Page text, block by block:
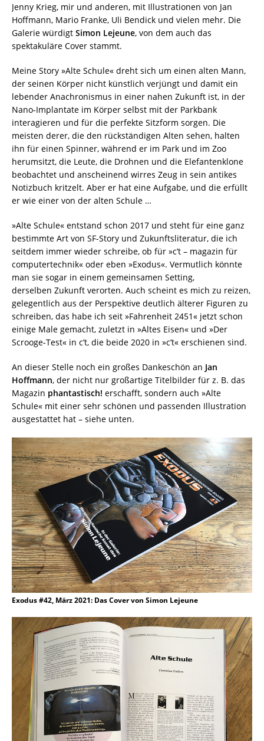
Jenny Krieg, mir und anderen, mit Illustrationen von Jan
Hoffmann, Mario Franke, Uli Bendick und vielen mehr. Die
Galerie würdigt Simon Lejeune, von dem auch das
spektakuläre Cover stammt.
Meine Story »Alte Schule« dreht sich um einen alten Mann,
der seinen Körper nicht künstlich verjüngt und damit ein
lebender Anachronismus in einer nahen Zukunft ist, in der
Nano-Implantate im Körper selbst mit der Parkbank
interagieren und für die perfekte Sitzform sorgen. Die
meisten derer, die den rückständigen Alten sehen, halten
ihn für einen Spinner, während er im Park und im Zoo
herumsitzt, die Leute, die Drohnen und die Elefantenklone
beobachtet und anscheinend wirres Zeug in sein antikes
Notizbuch kritzelt. Aber er hat eine Aufgabe, und die erfüllt
er wie einer von der alten Schule …
»Alte Schule« entstand schon 2017 und steht für eine ganz
bestimmte Art von SF-Story und Zukunftsliteratur, die ich
seitdem immer wieder schreibe, ob für »c’t – magazin für
computertechnik« oder eben »Exodus«. Vermutlich könnte
man sie sogar in einem gemeinsamen Setting,
derselben Zukunft verorten. Auch scheint es mich zu reizen,
gelegentlich aus der Perspektive deutlich älterer Figuren zu
schreiben, das habe ich seit »Fahrenheit 2451« jetzt schon
einige Male gemacht, zuletzt in »Altes Eisen« und »Der
Scrooge-Test« in c’t, die beide 2020 in »c’t« erschienen sind.
An dieser Stelle noch ein großes Dankeschön an Jan
Hoffmann, der nicht nur großartige Titelbilder für z. B. das
Magazin phantastisch! erschafft, sondern auch »Alte
Schule« mit einer sehr schönen und passenden Illustration
ausgestattet hat – siehe unten.
Exodus #42, März 2021: Das Cover von Simon Lejeune